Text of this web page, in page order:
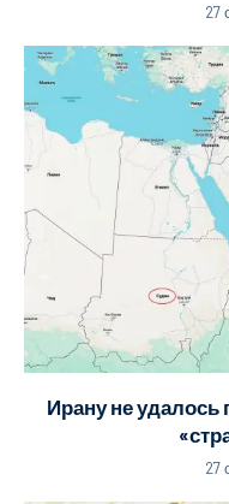
27
Ирану не удалось
27